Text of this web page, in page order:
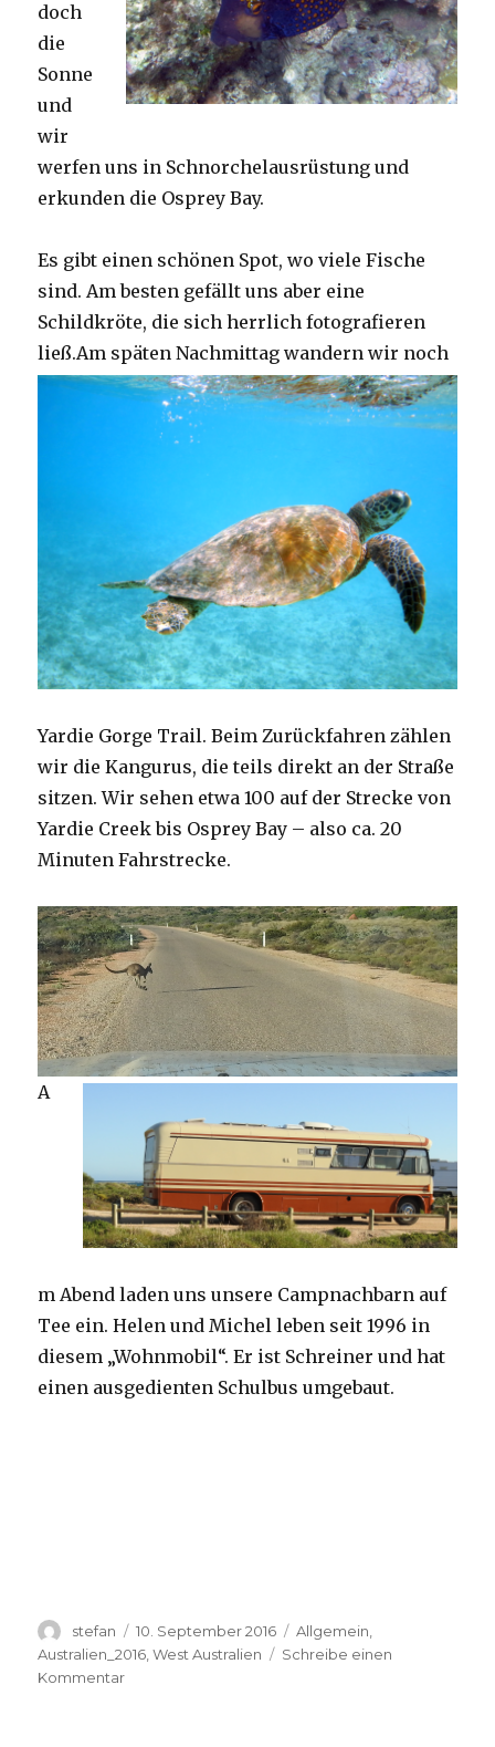
doch
die
Sonne
und
wir
werfen uns in Schnorchelausrüstung und
erkunden die Osprey Bay.
Es gibt einen schönen Spot, wo viele Fische
sind. Am besten gefällt uns aber eine
Schildkröte, die sich herrlich fotografieren
ließ.Am späten Nachmittag wandern wir noch
Yardie Gorge Trail. Beim Zurückfahren zählen
wir die Kangurus, die teils direkt an der Straße
sitzen. Wir sehen etwa 100 auf der Strecke von
Yardie Creek bis Osprey Bay – also ca. 20
Minuten Fahrstrecke.
A
m Abend laden uns unsere Campnachbarn auf
Tee ein. Helen und Michel leben seit 1996 in
diesem „Wohnmobil“. Er ist Schreiner und hat
einen ausgedienten Schulbus umgebaut.
Autor
stefan
Veröffentlicht
am
10. September 2016 Kategorien
Allgemein
Australien_2016 ,West Australien
Schreibe einen
Kommentarzu